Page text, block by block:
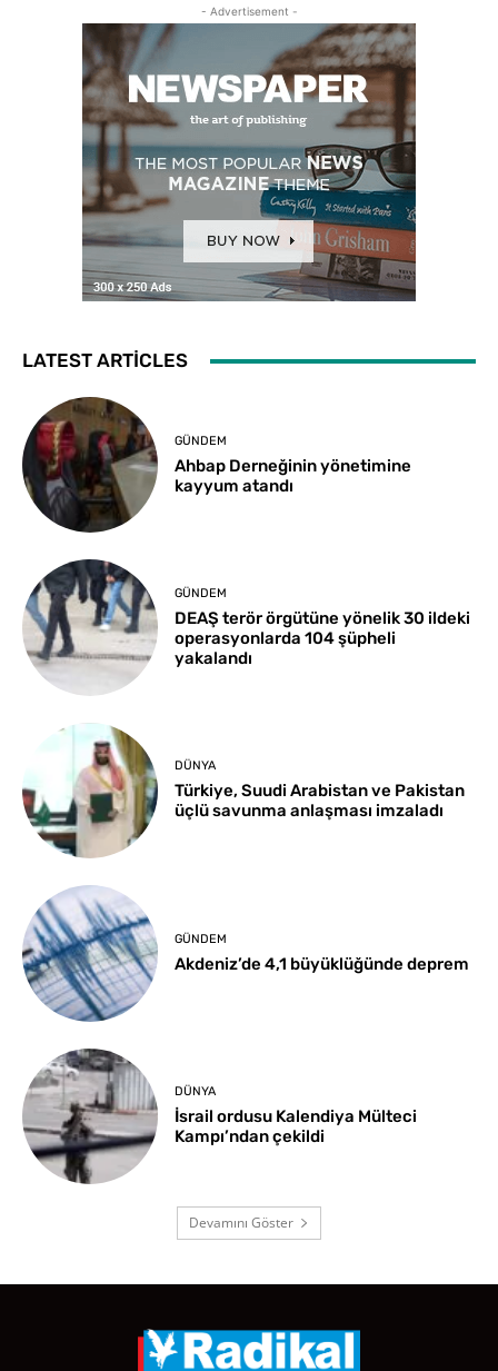
- Advertisement -
LATEST ARTICLES
GÜNDEM
Ahbap Derneğinin yönetimine
kayyum atandı
GÜNDEM
DEAŞ terör örgütüne yönelik 30 ildeki
operasyonlarda 104 şüpheli
yakalandı
DÜNYA
Türkiye, Suudi Arabistan ve Pakistan
üçlü savunma anlaşması imzaladı
GÜNDEM
Akdeniz’de 4,1 büyüklüğünde deprem
DÜNYA
İsrail ordusu Kalendiya Mülteci
Kampı’ndan çekildi
Devamını Göster